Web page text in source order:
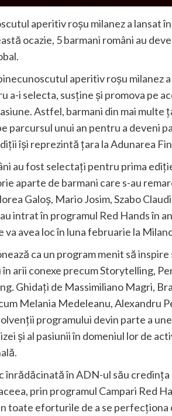
aperitiv roșu milanez a lansat
ocazie, 5 barmani români au
aperitiv roșu milanez
a-i selecta, susține și promova pe
Astfel, barmani din mai
parcursul unui an pentru a deveni
își reprezintă țara la Adunarea
au fost selectați pentru prima
aparte de barmani care s-au
Galoș, Mario Josim, Szabo
intrat în programul Red Hands în
va avea loc în luna februarie la
ca un program menit să
în arii conexe precum Storytelling,
Ghidați de Massimiliano Magri,
Melania Medeleanu, Alexandru
programului devin parte a
și al pasiunii în domeniul lor de
înrădăcinată în ADN-ul său
prin programul Campari Red
toate eforturile de a se perfecționa